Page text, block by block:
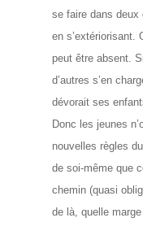
se faire dans deux
en s’extériorisant.
peut être absent.
d’autres s’en
dévorait ses
Donc les jeunes
nouvelles règles
de soi-même que
chemin (quasi
de là, quelle